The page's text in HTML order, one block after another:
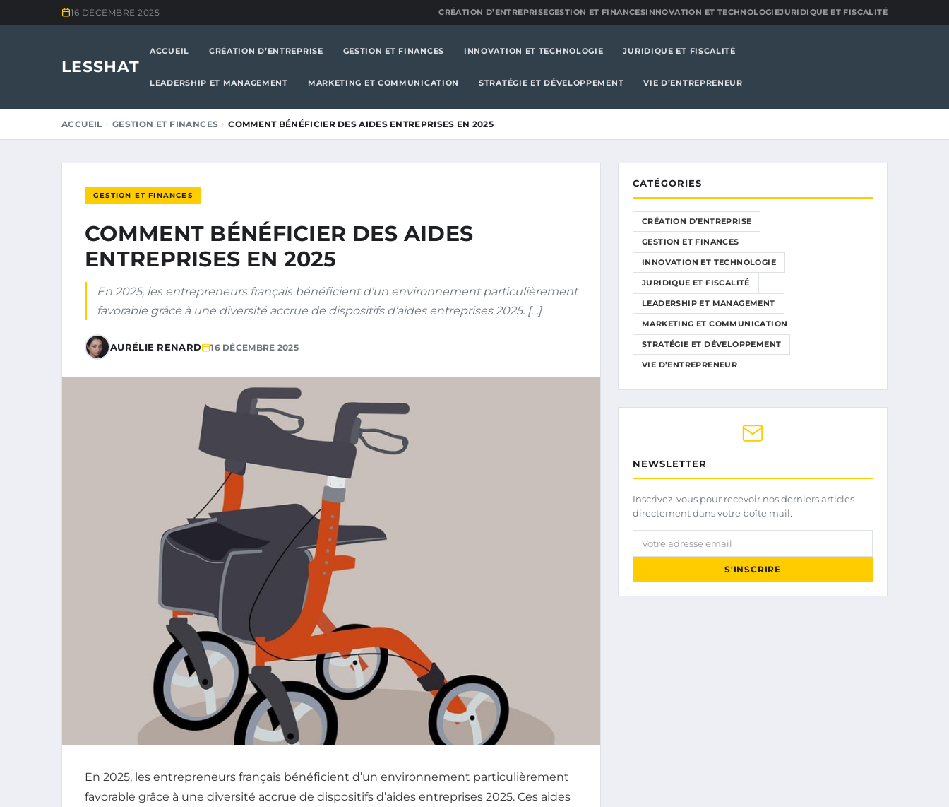
16 DÉCEMBRE 2025 CRÉATION D’ENTREPRISEGESTION ET FINANCESINNOVATION ET TECHNOLOGIEJURIDIQUE ET FISCALITÉ
LESSHAT
ACCUEIL CRÉATION D’ENTREPRISE GESTION ET FINANCES INNOVATION ET TECHNOLOGIE JURIDIQUE ET FISCALITÉ
LEADERSHIP ET MANAGEMENT MARKETING ET COMMUNICATION STRATÉGIE ET DÉVELOPPEMENT VIE D’ENTREPRENEUR
ACCUEIL GESTION ET FINANCES COMMENT BÉNÉFICIER DES AIDES ENTREPRISES EN 2025
GESTION ET FINANCES
COMMENT BÉNÉFICIER DES AIDES
ENTREPRISES EN 2025
En 2025, les entrepreneurs français bénéficient d’un environnement particulièrement
favorable grâce à une diversité accrue de dispositifs d’aides entreprises 2025. […]
AURÉLIE RENARD 16 DÉCEMBRE 2025
En 2025, les entrepreneurs français bénéficient d’un environnement particulièrement
favorable grâce à une diversité accrue de dispositifs d’aides entreprises 2025. Ces aides
CATÉGORIES
CRÉATION D’ENTREPRISE
GESTION ET FINANCES
INNOVATION ET TECHNOLOGIE
JURIDIQUE ET FISCALITÉ
LEADERSHIP ET MANAGEMENT
MARKETING ET COMMUNICATION
STRATÉGIE ET DÉVELOPPEMENT
VIE D’ENTREPRENEUR
NEWSLETTER
Inscrivez-vous pour recevoir nos derniers articles
directement dans votre boîte mail.
Votre adresse email
S'INSCRIRE